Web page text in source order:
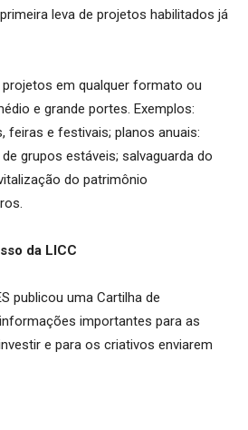
leva de projetos habilitados já
em qualquer formato ou
e grande portes. Exemplos:
feiras e festivais; planos anuais:
grupos estáveis; salvaguarda do
do patrimônio
da LICC
publicou uma Cartilha de
importantes para as
e para os criativos enviarem